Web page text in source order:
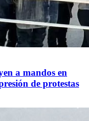
a mandos en
de protestas